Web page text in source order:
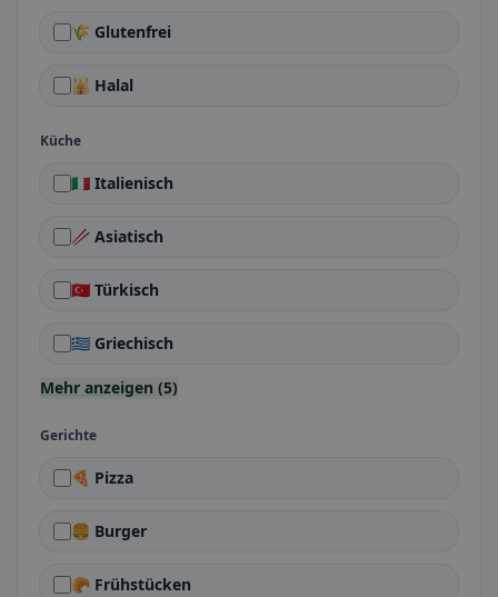
🌾 Glutenfrei
🕌 Halal
Küche
🇮🇹 Italienisch
🥢 Asiatisch
🇹🇷 Türkisch
🇬🇷 Griechisch
Mehr anzeigen (5)
Gerichte
🍕 Pizza
🍔 Burger
🥐 Frühstücken